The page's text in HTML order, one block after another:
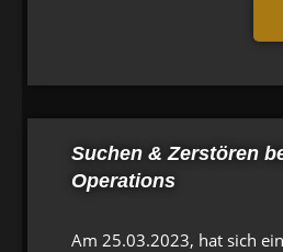
Suchen & Zerstören
Operations
Am 25.03.2023, hat sich